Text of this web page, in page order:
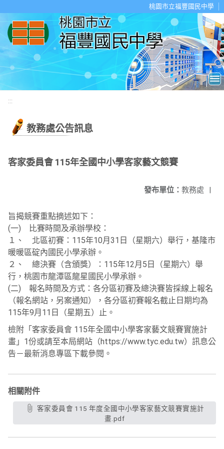
桃園市立福豐國民中學
:::
教務處公告訊息
客家委員會 115年全國中小學客家藝文競賽
發布單位： 教務處 |
旨揭競賽重點摘述如下：
(一) 比賽時間及承辦學校：
１、 北區初賽：115年10月31日（星期六）舉行，基隆市
暖暖區碇內國民小學承辦。
２、 總決賽（含頒獎）：115年12月5日（星期六）舉
行，桃園市龍潭區龍星國民小學承辦。
(二) 報名時間及方式：各分區初賽及總決賽皆採線上報名
（報名網站，另案通知），各分區初賽報名截止日期均為
115年9月11日（星期五）止。
檢附「客家委員會 115年全國中小學客家藝文競賽實施計
畫」1份或請至本局網站（https://www.tyc.edu.tw）訊息公
告－最新消息專區下載參閱。
相關附件
畫.pdf